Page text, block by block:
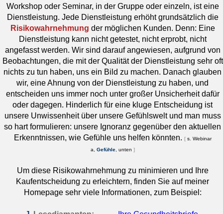
Workshop oder Seminar, in der Gruppe oder einzeln, ist eine
Dienstleistung. Jede Dienstleistung erhöht grundsätzlich die
Risikowahrnehmung der möglichen Kunden. Denn: Eine
Dienstleistung kann nicht getestet, nicht erprobt, nicht
angefasst werden. Wir sind darauf angewiesen, aufgrund von
Beobachtungen, die mit der Qualität der Dienstleistung sehr oft
nichts zu tun haben, uns ein Bild zu machen. Danach glauben
wir, eine Ahnung von der Dienstleistung zu haben, und
entscheiden uns immer noch unter großer Unsicherheit dafür
oder dagegen. Hinderlich für eine kluge Entscheidung ist
unsere Unwissenheit über unsere Gefühlswelt und man muss
so hart formulieren: unsere Ignoranz gegenüber den aktuellen
Erkenntnissen, wie Gefühle uns helfen könnten. [s. Webinar
a, Gefühle, unten ]
Um diese Risikowahrnehmung zu minimieren und Ihre
Kaufentscheidung zu erleichtern, finden Sie auf meiner
Homepage sehr viele Informationen, zum Beispiel: